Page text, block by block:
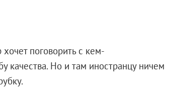
поговорить с кем-
качества. Но и там иностранцу ничем